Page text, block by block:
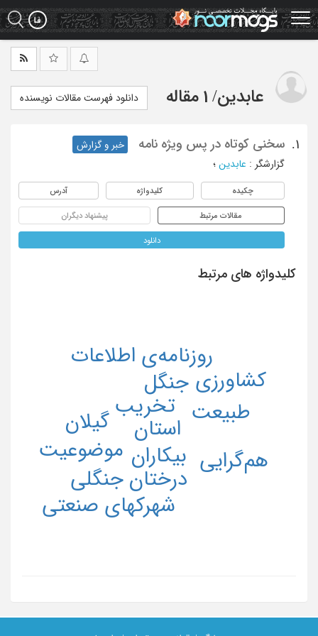
Skip
to
main
عابدین/ 1 مقاله دانلود فهرست مقالات نویسنده
1. سخنی کوتاه در پس ویژه نامه
خبر و گزارش
گزارشگر : عابدین ؛
چکیده کلیدواژه آدرس
مقالات مرتبط پیشنهاد دیگران
دانلود
کلیدواژه های مرتبط
استان
بیکاران
تخریب
جنگل
درختان جنگلی
روزنامه‌ی اطلاعات
شهرکهای صنعتی
طبیعت
گیلان
موضوعیت
هم‌گرایی
کشاورزی